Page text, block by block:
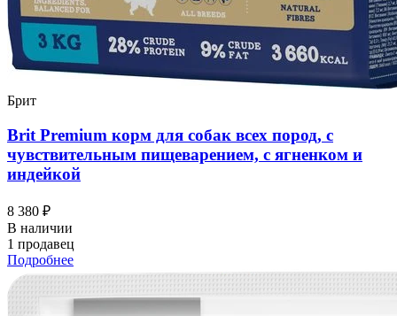
Брит
Brit Premium корм для собак всех пород, с
чувствительным пищеварением, с ягненком и
индейкой
8 380 ₽
В наличии
1 продавец
Подробнее